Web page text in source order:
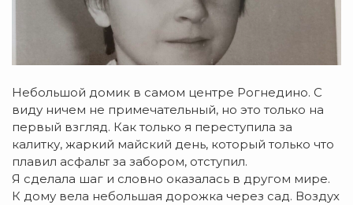
Небольшой домик в самом центре Рогнедино. С
виду ничем не примечательный, но это только на
первый взгляд. Как только я переступила за
калитку, жаркий майский день, который только что
плавил асфальт за забором, отступил.
Я сделала шаг и словно оказалась в другом мире.
К дому вела небольшая дорожка через сад. Воздух